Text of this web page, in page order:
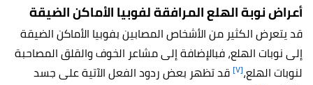
أعراض نوبة الهلع المرافقة لفوبيا الأماكن الضيقة
قد يتعرض الكثير من الأشخاص المصابين بفوبيا الأماكن الضيقة
إلى نوبات الهلع، فبالإضافة إلى مشاعر الخوف والقلق المصاحبة
لنوبات الهلع،[٧]
قد تظهر بعض ردود الفعل الآتية على جسد